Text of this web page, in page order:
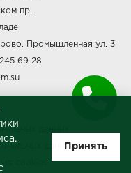
пр.
Промышленная ул, 3
69 28
данных
данныхПринять